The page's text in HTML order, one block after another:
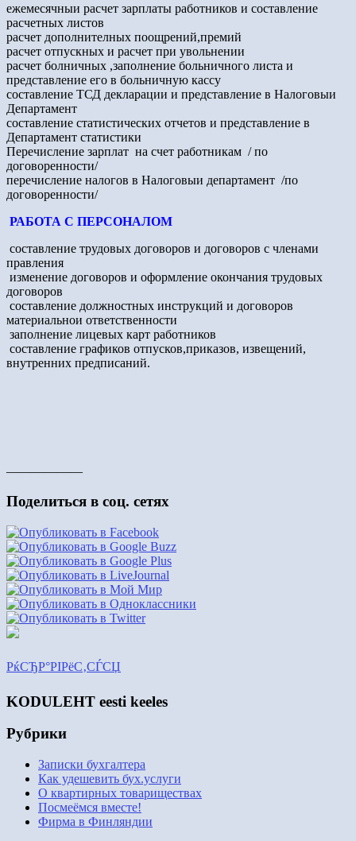
ежемесячныи расчет зарплаты работников и составление
расчетных листов
расчет дополнителных поощрений,премий
расчет отпускных и расчет при увольнении
расчет болничных ,заполнение больничного листа и
представление его в больничную кассу
составление ТСД декларации и представление в Налоговыи
Департамент
составление статистических отчетов и представление в
Департамент статистики
Перечисление зарплат на счет работникам / по
договоренности/
перечисление налогов в Налоговыи департамент /по
договоренности/
РАБОТА С ПЕРСОНАЛОМ
составление трудовых договоров и договоров с членами
правления
изменение договоров и оформлениe окончания трудовых
договоров
составление должностных инструкций и договоров
материальнои ответственности
заполнение лицевых карт работников
составление графиков отпусков,приказов, извещений,
внутренних предписаний.
——————
Поделиться в соц. сетях
РќСЂР°РІРёС‚СЃСЏ
KODULEHT eesti keeles
Рубрики
Записки бухгалтера
Как удешевить бух.услуги
О квартирных товариществах
Посмеёмся вместе!
Фирма в Финляндии